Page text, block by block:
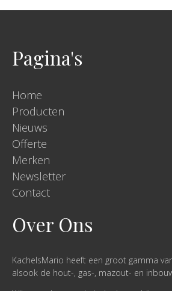
Pagina's
Home
Producten
Nieuws
Offerte
Merken
Newsletter
Contact
Over Ons
KachelsMario heeft een groot gamma
alsook de hout-, gas-, mazout- en